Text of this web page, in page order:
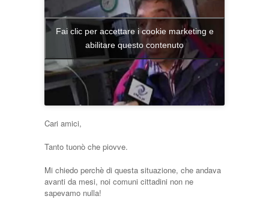
Fai clic per accettare i cookie marketing e
abilitare questo contenuto
Cari amici,
Tanto tuonò che piovve.
Mi chiedo perchè di questa situazione, che andava
avanti da mesi, noi comuni cittadini non ne
sapevamo nulla!